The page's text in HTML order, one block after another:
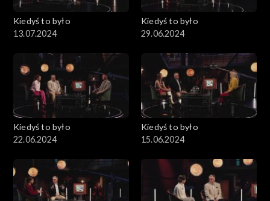
Kiedyś to było
13.07.2024
Kiedyś to było
29.06.2024
Kiedyś to było
22.06.2024
Kiedyś to było
15.06.2024